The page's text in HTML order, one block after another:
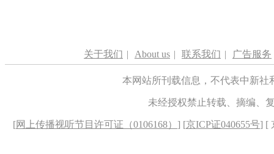
关于我们 | About us | 联系我们 | 广告服务
本网站所刊载信息，不代表中新
未经授权禁止转载、摘编、
[网上传播视听节目许可证（0106168） ] [京ICP证040655号] [